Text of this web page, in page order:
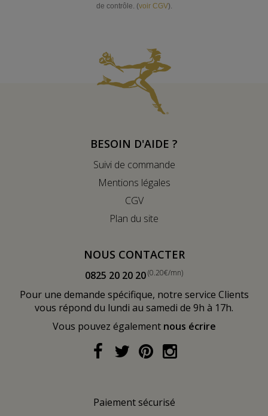
de contrôle. (voir CGV).
BESOIN D'AIDE ?
Suivi de commande
Mentions légales
CGV
Plan du site
NOUS CONTACTER
0825 20 20 20(0.20€/mn)
Pour une demande spécifique, notre service Clients
vous répond du lundi au samedi de 9h à 17h.
Vous pouvez également nous écrire
Paiement sécurisé